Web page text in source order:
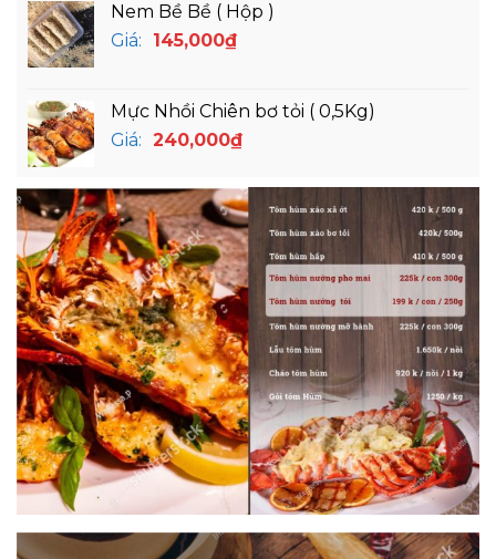
Nem Bề Bề ( Hộp )
Giá:
145,000₫
Mực Nhồi Chiên bơ tỏi ( 0,5Kg)
Giá: 240,000₫